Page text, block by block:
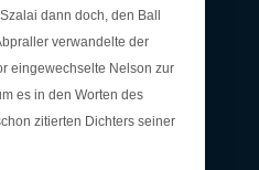
dann doch, den Ball
verwandelte der
eingewechselte Nelson zur
es in den Worten des
zitierten Dichters seiner